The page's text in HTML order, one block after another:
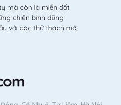
mà còn là miền đất
chiến binh dũng
với các thử thách mới